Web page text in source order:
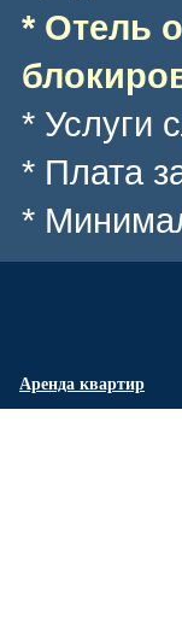
* Отель
* Услуги
* Плата
*
Аренда квартир